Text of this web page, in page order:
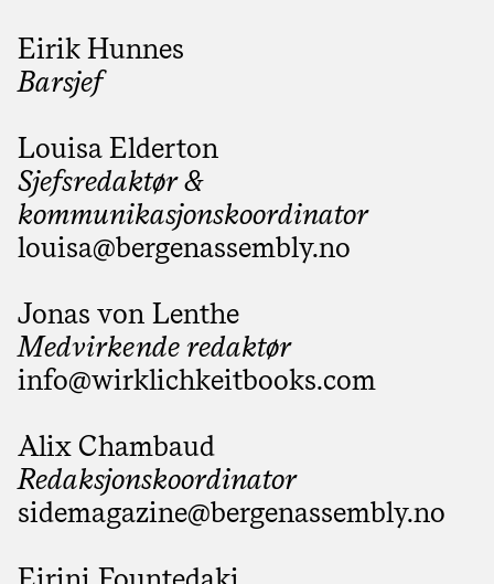
Eirik Hunnes
Barsjef
Louisa Elderton
Sjefsredaktør &
kommunikasjonskoordinator
louisa@­bergenassembly.no
Jonas von Lenthe
Medvirkende redaktør
info@­wirklichkeitbooks.com
Alix Chambaud
Redaksjonskoordinator
sidemagazine@­bergenassembly.no